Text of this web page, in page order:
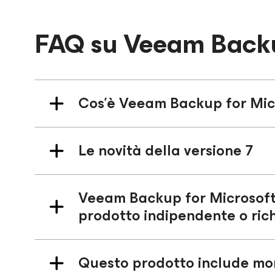
FAQ su Veeam
Cos'è Veeam Backup for
Le novità della versione 7
Veeam Backup for
prodotto indipendente o
Questo prodotto include